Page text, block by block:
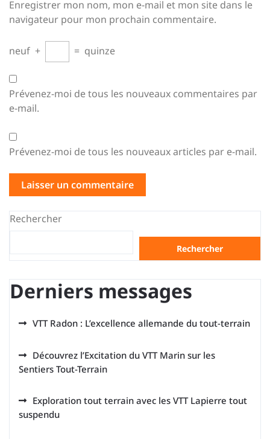
Enregistrer mon nom, mon e-mail et mon site dans le
navigateur pour mon prochain commentaire.
neuf + = quinze
Prévenez-moi de tous les nouveaux commentaires par
e-mail.
Prévenez-moi de tous les nouveaux articles par e-mail.
Rechercher
Rechercher
Derniers messages
VTT Radon : L’excellence allemande du tout-terrain
Découvrez l’Excitation du VTT Marin sur les
Sentiers Tout-Terrain
Exploration tout terrain avec les VTT Lapierre tout
suspendu